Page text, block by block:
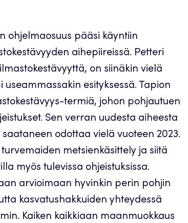
ohjelmaosuus pääsi käyntiin
aihepiireissä. Petteri
on siinäkin vielä
esityksessä. Tapion
termiä, johon pohjautuen
Sen verran uudesta aiheesta
odottaa vielä vuoteen 2023.
metsienkäsittely ja siitä
myös tulevissa ohjeistuksissa.
arvioimaan hyvinkin perin pohjin
kasvatushakkuiden yhteydessä
Kaiken kaikkiaan maanmuokkaus